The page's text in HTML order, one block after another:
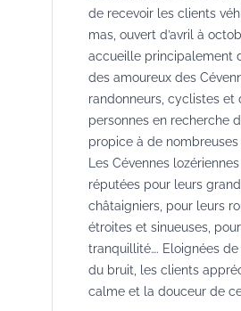
de recevoir les clients
mas, ouvert d’avril à
accueille principalement
des amoureux des
randonneurs, cyclistes et
personnes en recherche
propice à de nombreuses
Les Cévennes
réputées pour leurs
châtaigniers, pour leurs
étroites et sinueuses,
tranquillité…. Eloignées
du bruit, les clients
calme et la douceur de